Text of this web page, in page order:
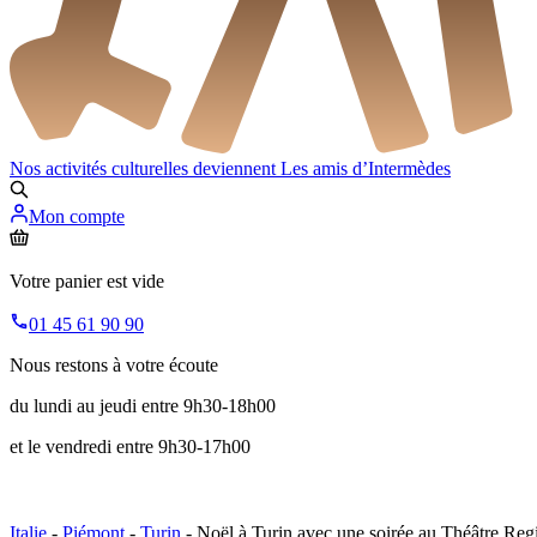
Nos activités culturelles deviennent Les amis d’Intermèdes
Mon compte
Votre panier est vide
01 45 61 90 90
Nous restons à votre écoute
du lundi au jeudi entre 9h30-18h00
et le vendredi entre 9h30-17h00